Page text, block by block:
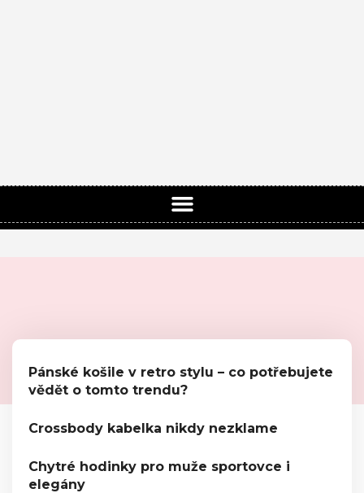
Pánské košile v retro stylu – co potřebujete
vědět o tomto trendu?
Crossbody kabelka nikdy nezklame
Chytré hodinky pro muže sportovce i
elegány